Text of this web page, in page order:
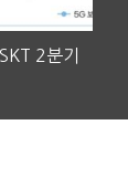
2분기